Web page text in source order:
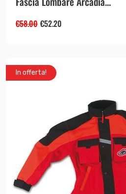
€58.00 €52.20
In offerta!